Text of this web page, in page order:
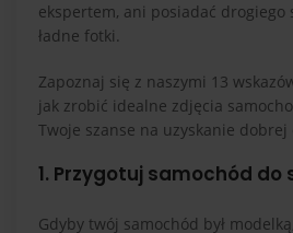
ekspertem, ani posiadać drogiego
ładne fotki.
Zapoznaj się z naszymi 13
jak zrobić idealne zdjęcia
Twoje szanse na uzyskanie dobrej
1. Przygotuj samochód do
Gdyby twój samochód był